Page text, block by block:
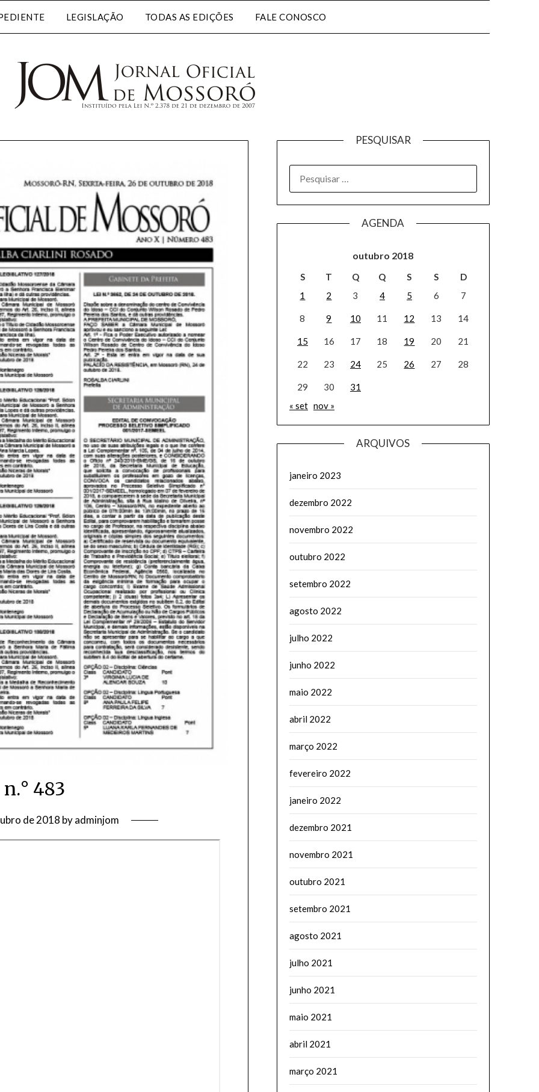
LEGISLAÇÃO TODAS AS EDIÇÕES FALE CONOSCO
n.° 483
de 2018 byadminjom
PESQUISAR
AGENDA
outubro 2018
S T Q Q S S
D
1
2 3 4 5 6 7
8 9 10 11 12 13 14
15 16 17 18 19 20 21
22 23 24 25 26 27 28
29 30
31
« set nov »
ARQUIVOS
janeiro 2023
dezembro 2022
novembro 2022
outubro 2022
setembro 2022
agosto 2022
julho 2022
junho 2022
maio 2022
abril 2022
março 2022
fevereiro 2022
janeiro 2022
dezembro 2021
novembro 2021
outubro 2021
setembro 2021
agosto 2021
julho 2021
junho 2021
maio 2021
abril 2021
março 2021